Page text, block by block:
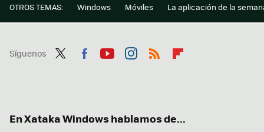
OTROS TEMAS: Windows Móviles La aplicación de la
Síguenos
En Xataka Windows hablamos de...